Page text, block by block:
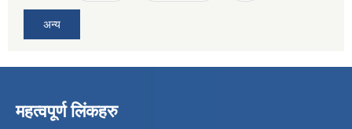
अन्य
महत्वपूर्ण लिंकहरु